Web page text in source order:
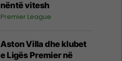
nëntë vitesh
Premier League
Aston Villa dhe klubet
e Ligës Premier në